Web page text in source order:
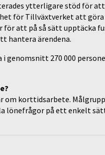
ytterligare stöd för
för Tillväxtverket att
att på så sätt upptäcka
hantera ärendena.
270 000
korttidsarbete.
på ett enkelt